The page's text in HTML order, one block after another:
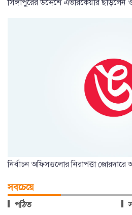
সিঙ্গাপুরের উদ্দেশে এভারকেয়ার ছাড়লেন
নির্বাচন অফিসগুলোর নিরাপত্তা জোরদারে
সবচেয়ে
পঠিত